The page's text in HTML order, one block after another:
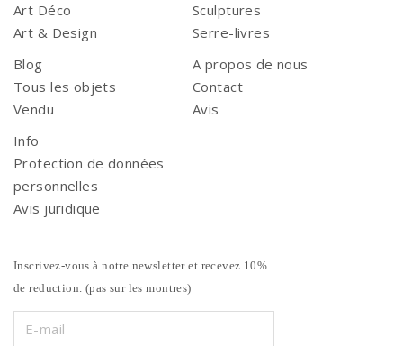
Art Déco
Art & Design
Sculptures
Serre-livres
Blog
Tous les objets
Vendu
A propos de nous
Contact
Avis
Info
Protection de données
personnelles
Avis juridique
Inscrivez-vous à notre newsletter et recevez 10%
de reduction. (pas sur les montres)